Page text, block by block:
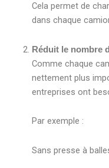
Cela permet de
dans chaque
Réduit le nombre
Comme chaque
nettement plus
entreprises ont
Par exemple :
Sans presse à